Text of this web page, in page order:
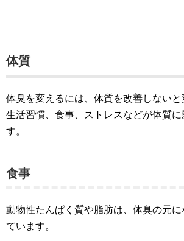
体質
体臭を変えるには、体質を改善しないと
生活習慣、食事、ストレスなどが体質に
す。
食事
動物性たんぱく質や脂肪は、体臭の元
ています。